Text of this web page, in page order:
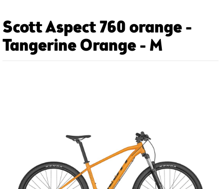
Scott Aspect 760 orange -
Tangerine Orange - M